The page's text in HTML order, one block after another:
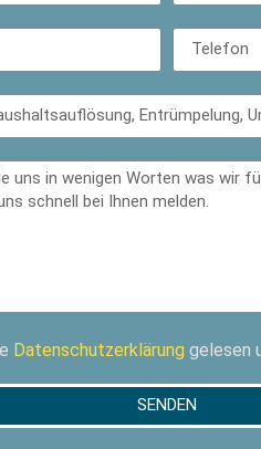
Datenschutzerklärung gelesen
SENDEN